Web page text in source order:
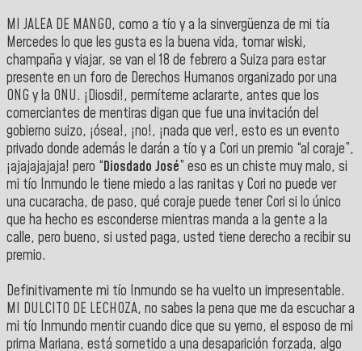
MI JALEA DE MANGO, como a tío y a la sinvergüenza de mi tía
Mercedes lo que les gusta es la buena vida, tomar wiski,
champaña y viajar, se van el 18 de febrero a Suiza para estar
presente en un foro de Derechos Humanos organizado por una
ONG y la ONU. ¡Diosdi!, permíteme aclararte, antes que los
comerciantes de mentiras digan que fue una invitación del
gobierno suizo, ¡ósea!, ¡no!, ¡nada que ver!, esto es un evento
privado donde además le darán a tío y a Cori un premio “al coraje”,
¡ajajajajaja! pero “Diosdado José” eso es un chiste muy malo, si
mi tío Inmundo le tiene miedo a las ranitas y Cori no puede ver
una cucaracha, de paso, qué coraje puede tener Cori si lo único
que ha hecho es esconderse mientras manda a la gente a la
calle, pero bueno, si usted paga, usted tiene derecho a recibir su
premio.
Definitivamente mi tío Inmundo se ha vuelto un impresentable.
MI DULCITO DE LECHOZA, no sabes la pena que me da escuchar a
mi tío Inmundo mentir cuando dice que su yerno, el esposo de mi
prima Mariana, está sometido a una desaparición forzada, algo